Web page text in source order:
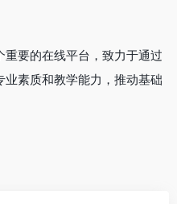
要的在线平台，致力于通过
素质和教学能力，推动基础